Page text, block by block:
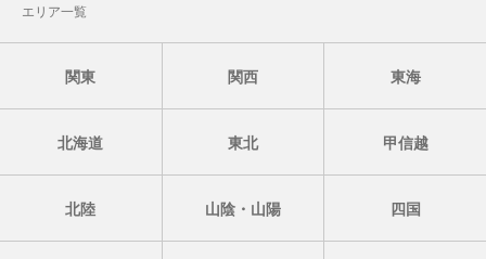
エリア一覧
関東 関西 東海
北海道 東北 甲信越
北陸 山陰・山陽 四国